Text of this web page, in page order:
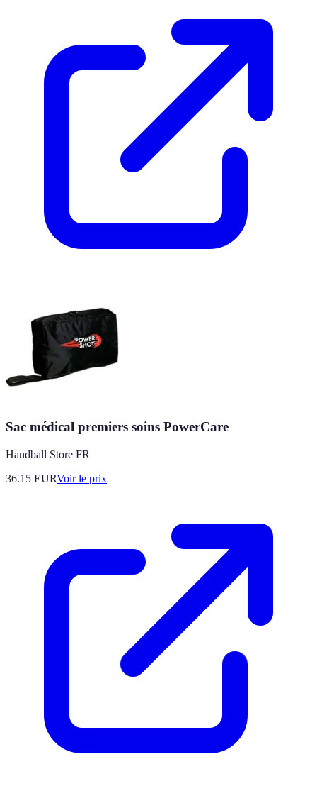
Sac médical premiers soins PowerCare
Handball Store FR
36.15 EURVoir le prix